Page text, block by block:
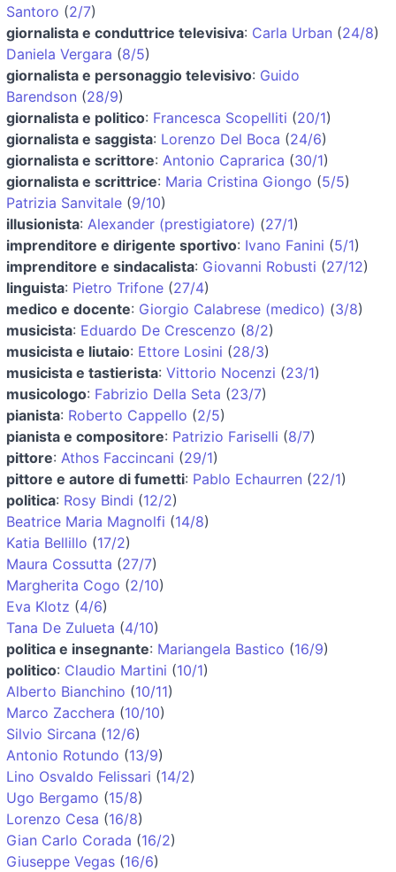
Santoro (2/7)
giornalista e conduttrice televisiva: Carla Urban (24/8)
Daniela Vergara (8/5)
giornalista e personaggio televisivo: Guido
Barendson (28/9)
giornalista e politico: Francesca Scopelliti (20/1)
giornalista e saggista: Lorenzo Del Boca (24/6)
giornalista e scrittore: Antonio Caprarica (30/1)
giornalista e scrittrice: Maria Cristina Giongo (5/5)
Patrizia Sanvitale (9/10)
illusionista: Alexander (prestigiatore) (27/1)
imprenditore e dirigente sportivo: Ivano Fanini (5/1)
imprenditore e sindacalista: Giovanni Robusti (27/12)
linguista: Pietro Trifone (27/4)
medico e docente: Giorgio Calabrese (medico) (3/8)
musicista: Eduardo De Crescenzo (8/2)
musicista e liutaio: Ettore Losini (28/3)
musicista e tastierista: Vittorio Nocenzi (23/1)
musicologo: Fabrizio Della Seta (23/7)
pianista: Roberto Cappello (2/5)
pianista e compositore: Patrizio Fariselli (8/7)
pittore: Athos Faccincani (29/1)
pittore e autore di fumetti: Pablo Echaurren (22/1)
politica: Rosy Bindi (12/2)
Beatrice Maria Magnolfi (14/8)
Katia Bellillo (17/2)
Maura Cossutta (27/7)
Margherita Cogo (2/10)
Eva Klotz (4/6)
Tana De Zulueta (4/10)
politica e insegnante: Mariangela Bastico (16/9)
politico: Claudio Martini (10/1)
Alberto Bianchino (10/11)
Marco Zacchera (10/10)
Silvio Sircana (12/6)
Antonio Rotundo (13/9)
Lino Osvaldo Felissari (14/2)
Ugo Bergamo (15/8)
Lorenzo Cesa (16/8)
Gian Carlo Corada (16/2)
Giuseppe Vegas (16/6)